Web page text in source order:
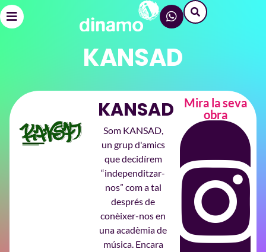
KANSAD
KANSAD
Som KANSAD,
un grupd'amics
que decidírem
“independitzar-
nos” com a tal
després de
conèixer-nos en
una acadèmia de
música. Encara
Mira la seva
obra